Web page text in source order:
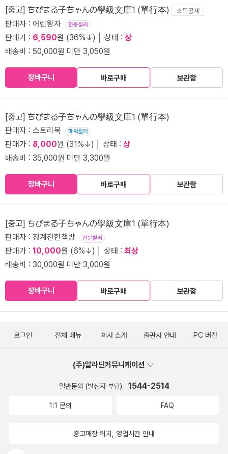
[중고] ちびまる子ちゃんの學級文庫1 (單行本) 소득공제
판매자 : 어린왕자 전문셀러
판매가 : 6,590원 (36%↓) │ 상태 : 상
배송비 : 50,000원 미만 3,050원
장바구니 바로구매 보관함
[중고] ちびまる子ちゃんの學級文庫1 (單行本)
판매자 : 스토리북 파워셀러
판매가 : 8,000원 (31%↓) │ 상태 : 상
배송비 : 35,000원 미만 3,300원
장바구니 바로구매 보관함
[중고] ちびまる子ちゃんの學級文庫1 (單行本)
판매자 : 청계천헌책방 전문셀러
판매가 : 10,000원 (6%↓) │ 상태 : 최상
배송비 : 30,000원 미만 3,000원
장바구니 바로구매 보관함
로그인 전체 메뉴 회사 소개 출판사 안내 PC 버전
(주)알라딘커뮤니케이션
일반문의 (발신자 부담) 1544-2514
1:1 문의 FAQ
중고매장 위치, 영업시간 안내